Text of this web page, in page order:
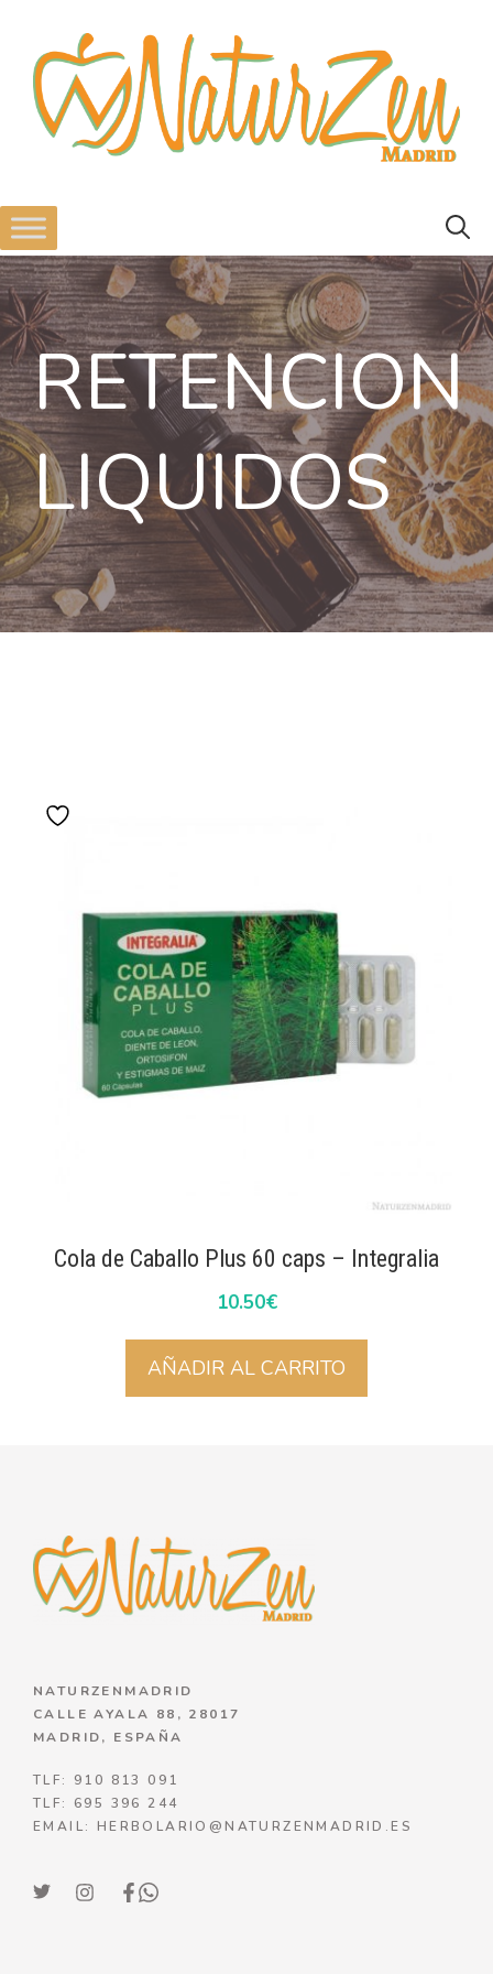
RETENCION
LIQUIDOS
Cola de Caballo Plus 60 caps – Integralia
10.50€
AÑADIR AL CARRITO
NATURZENMADRID
CALLE AYALA 88, 28017
MADRID, ESPAÑA
TLF: 910 813 091
TLF: 695 396 244
EMAIL: HERBOLARIO@NATURZENMADRID.ES